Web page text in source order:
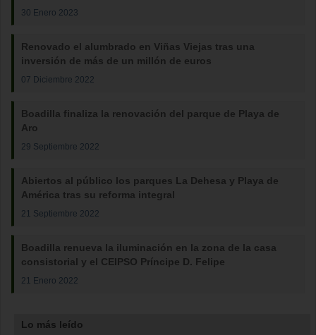
30 Enero 2023
Renovado el alumbrado en Viñas Viejas tras una
inversión de más de un millón de euros
07 Diciembre 2022
Boadilla finaliza la renovación del parque de Playa de
Aro
29 Septiembre 2022
Abiertos al público los parques La Dehesa y Playa de
América tras su reforma integral
21 Septiembre 2022
Boadilla renueva la iluminación en la zona de la casa
consistorial y el CEIPSO Príncipe D. Felipe
21 Enero 2022
Lo más leído